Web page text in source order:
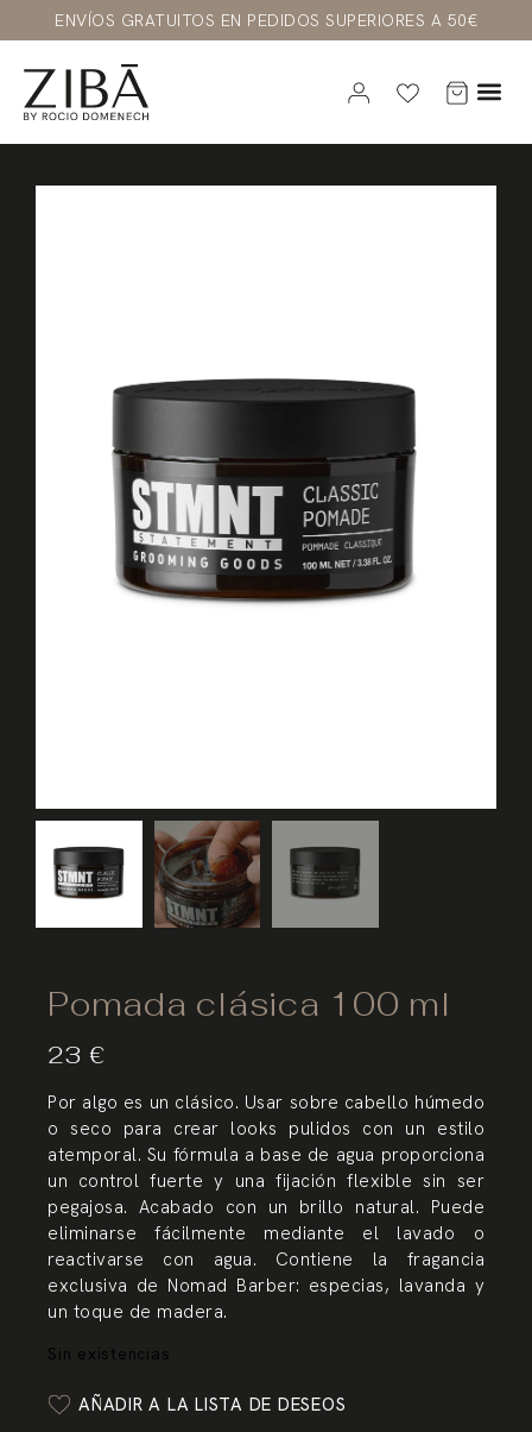
ENVÍOS GRATUITOS EN PEDIDOS SUPERIORES A 50€
Pomada clásica 100 ml
23 €
Por algo es un clásico. Usar sobre cabello húmedo
o seco para crear looks pulidos con un estilo
atemporal. Su fórmula a base de agua proporciona
un control fuerte y una fijación flexible sin ser
pegajosa. Acabado con un brillo natural. Puede
eliminarse fácilmente mediante el lavado o
reactivarse con agua. Contiene la fragancia
exclusiva de Nomad Barber: especias, lavanda y
un toque de madera.
Sin existencias
AÑADIR A LA LISTA DE DESEOS